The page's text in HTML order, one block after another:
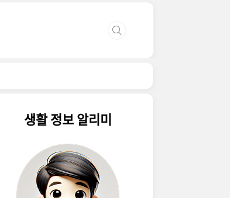
생활 정보 알리미